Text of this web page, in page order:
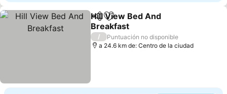
CompartirAñadir a favoritos
Hill View Bed And
Breakfast
/
Puntuación no disponible
a 24.6 km de: Centro de la ciudad